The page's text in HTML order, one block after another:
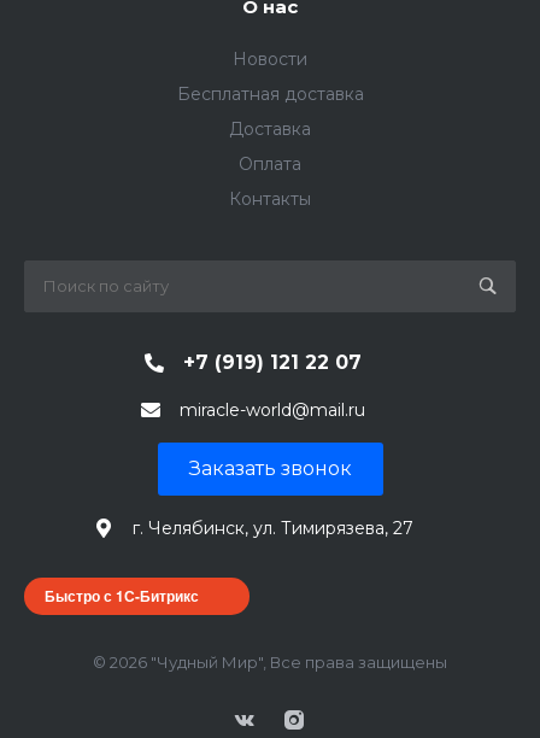
О нас
Новости
Бесплатная доставка
Доставка
Оплата
Контакты
+7 (919) 121 22 07
miracle-world@mail.ru
Заказать звонок
г. Челябинск, ул. Тимирязева, 27
Быстро с 1С-Битрикс
© 2026 "Чудный Мир", Все права защищены